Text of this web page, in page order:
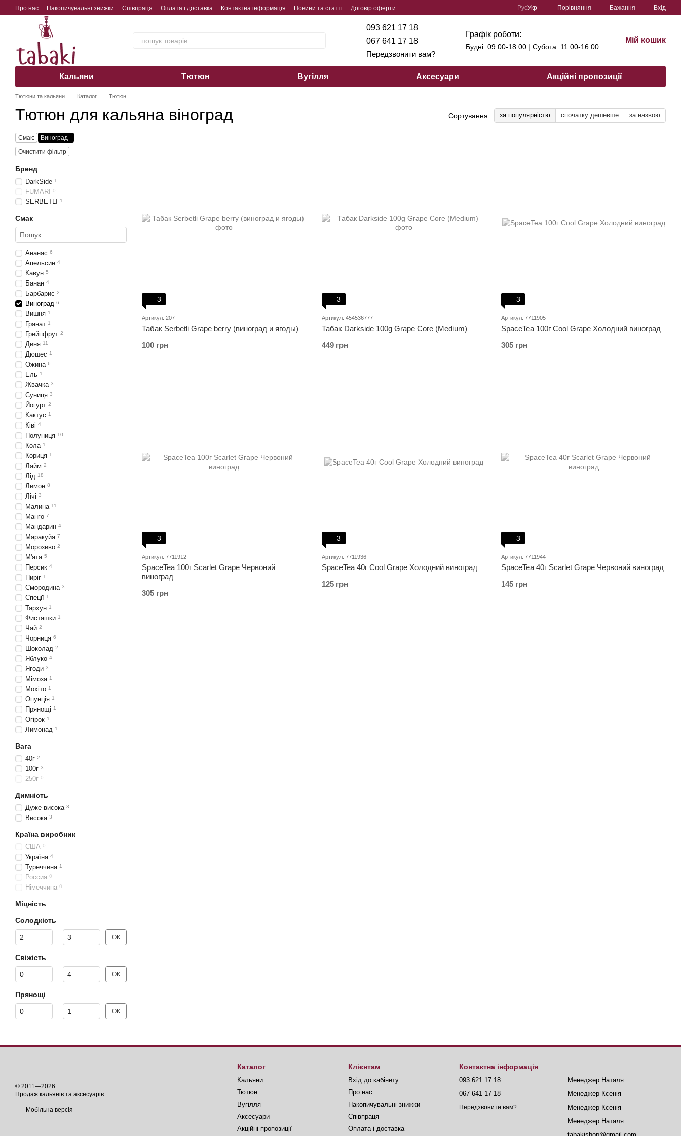
Перейти до основного контенту
Про нас Накопичувальні знижки Співпраця Оплата і доставка Контактна інформація Новини та статті
Договір оферти
Обмін, повернення, гарантія
РусУкр Порівняння Бажання Вхід
093 621 17 18
067 641 17 18
Передзвонити вам?
Графік роботи:
Будні: 09:00-18:00 | Субота: 11:00-16:00
Мій кошик
Кальяни Тютюн Вугілля Аксесуари Акційні пропозиції
Тютюни та кальяни Каталог Тютюн
Тютюн для кальяна віноград Сортування: за популярністю спочатку дешевше за назвою
3
Артикул: 207
Табак Serbetli Grape berry (виноград и ягоды)
100 грн
3
Артикул: 454536777
Табак Darkside 100g Grape Core (Medium)
449 грн
3
Артикул: 7711905
SpaceTea 100г Cool Grape Холодний виноград
305 грн
3
Артикул: 7711912
SpaceTea 100г Scarlet Grape Червоний
виноград
305 грн
3
Артикул: 7711936
SpaceTea 40г Cool Grape Холодний виноград
125 грн
3
Артикул: 7711944
SpaceTea 40г Scarlet Grape Червоний виноград
145 грн
Смак:
Виноград
Очистити фільтр
Бренд
DarkSide 1
FUMARI 0
SERBETLI 1
Смак
Ананас 6
Апельсин 4
Кавун 5
Банан 4
Барбарис 2
Виноград 6
Вишня 1
Гранат 1
Грейпфрут 2
Диня 11
Дюшес 1
Ожина 6
Ель 1
Жвачка 3
Суниця 3
Йогурт 2
Кактус 1
Ківі 4
Полуниця 10
Кола 1
Кориця 1
Лайм 2
Лід 18
Лимон 8
Лічі 3
Малина 11
Манго 7
Мандарин 4
Маракуйя 7
Морозиво 2
М'ята 5
Персик 4
Пиріг 1
Смородина 3
Спеції 1
Тархун 1
Фисташки 1
Чай 2
Чорниця 6
Шоколад 2
Яблуко 4
Ягоди 3
Мімоза 1
Мохіто 1
Опунція 1
Прянощі 1
Огірок 1
Лимонад 1
Вага
40г 2
100г 3
250г 0
Димність
Дуже висока 3
Висока 3
Країна виробник
США 0
Україна 4
Туреччина 1
Россия 0
Німеччина 0
Міцність
Солодкість
Від Солодкість
До Солодкість ОК
Свіжість
Від Свіжість
До Свіжість ОК
Прянощі
Від Прянощі
До Прянощі ОК
© 2011—2026
Продаж кальянів та аксесуарів
Мобільна версія
Каталог
Кальяни
Тютюн
Вугілля
Аксесуари
Акційні пропозиції
Клієнтам
Вхід до кабінету
Про нас
Накопичувальні знижки
Співпраця
Оплата і доставка
Контактна інформація
093 621 17 18
067 641 17 18
Передзвонити вам?
Менеджер Наталя
Менеджер Ксенія
Менеджер Ксенія
Менеджер Наталя